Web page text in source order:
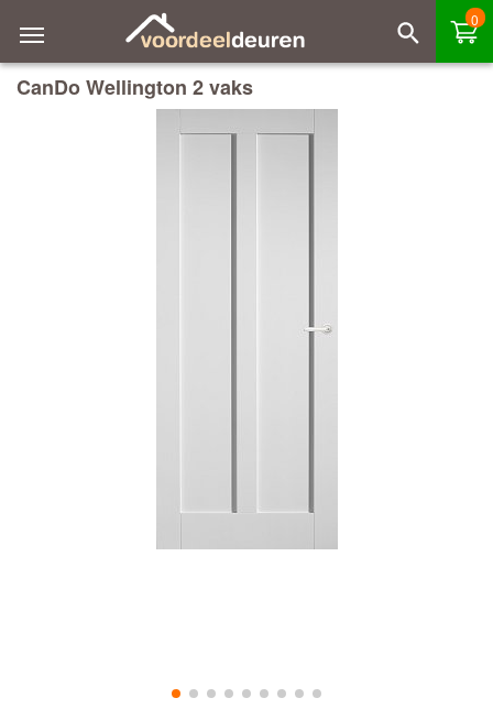
0
CanDo Wellington 2 vaks